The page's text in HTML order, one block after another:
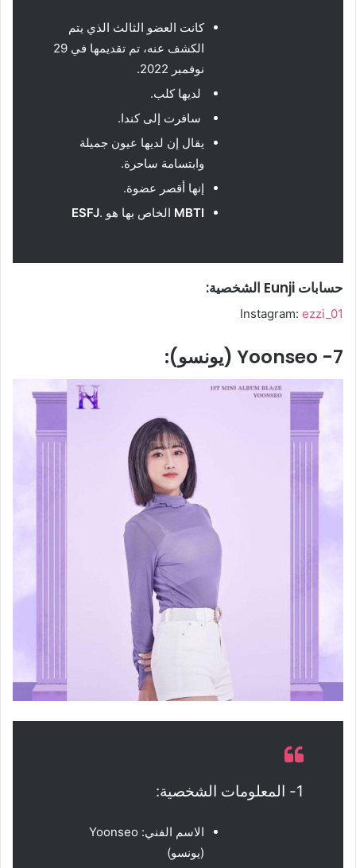
كانت العضو الثالث الذي يتم
الكشف عنه، تم تقديمها في 29
نوفمبر 2022.
لديها كلب.
سافرت إلى كندا.
يقال إن لديها عيون جميلة
وابتسامة ساحرة.
إنها أقصر عضوة.
MBTI الخاص بها هو .ESFJ
حسابات Eunji الشخصية:
Instagram: ezzi_01
7- Yoonseo (يونسو):
1- المعلومات الشخصية:
الاسم الفني: Yoonseo
(يونسو)